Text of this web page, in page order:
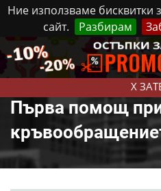
Ние използваме бисквитки
сайт.
Разбирам
X
Петък, 7 Август, 2026
Първа помощ